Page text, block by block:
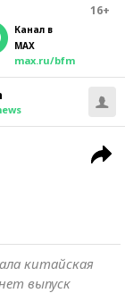
16+
Канал в
MAX
max.ru/bfm
китайская
выпуск